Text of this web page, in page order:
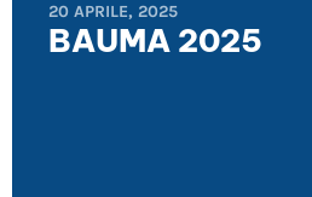
20 APRILE, 2025
BAUMA 2025